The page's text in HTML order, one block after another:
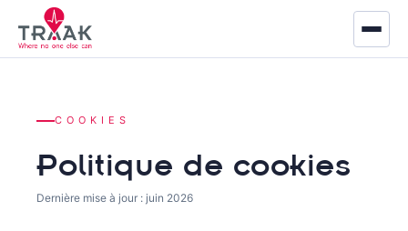
COOKIES
Politique de cookies
Dernière mise à jour : juin 2026